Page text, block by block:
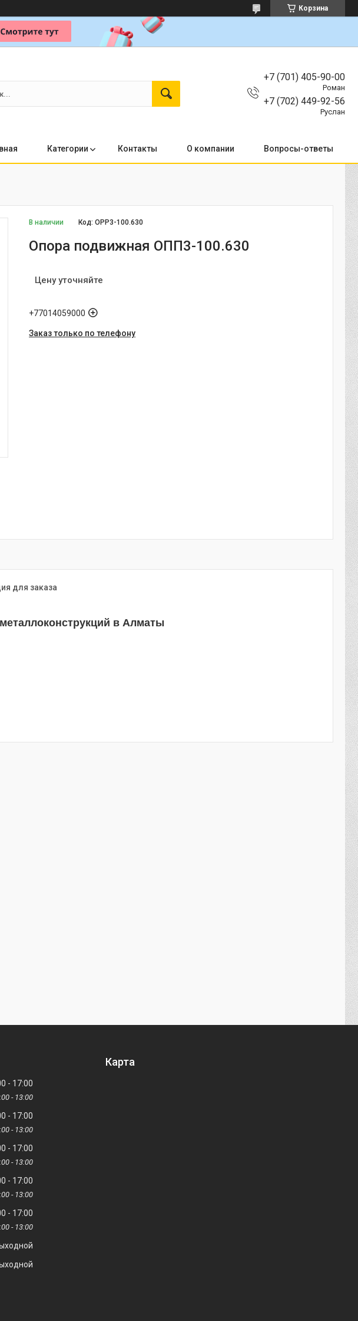
Корзина
+7 (701) 405-90-00
Роман
+7 (702) 449-92-56
Руслан
Категории Контакты О компании Вопросы-ответы
В наличии Код:OPP3-100.630
Опора подвижная ОПП3-100.630
Цену уточняйте
+77014059000
Заказ только по телефону
для заказа
в Алматы
17:00
13:00
17:00
13:00
17:00
13:00
17:00
13:00
17:00
13:00
Карта